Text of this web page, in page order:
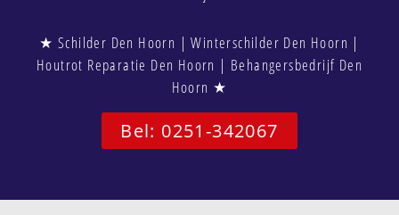
★ Schilder Den Hoorn | Winterschilder Den Hoorn |
Houtrot Reparatie Den Hoorn | Behangersbedrijf Den
Hoorn ★
Bel: 0251-342067